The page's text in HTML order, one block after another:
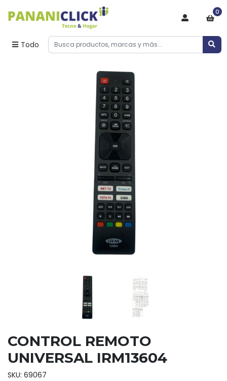
Todo
0
CONTROL REMOTO
UNIVERSAL IRM13604
SKU: 69067